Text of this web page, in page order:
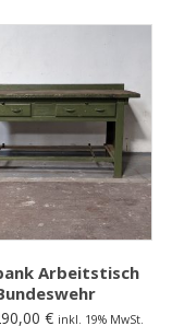
Arbeitstisch
€ inkl. 19% MwSt.